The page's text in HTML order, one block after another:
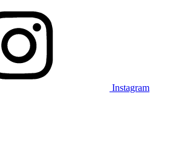
Instagram